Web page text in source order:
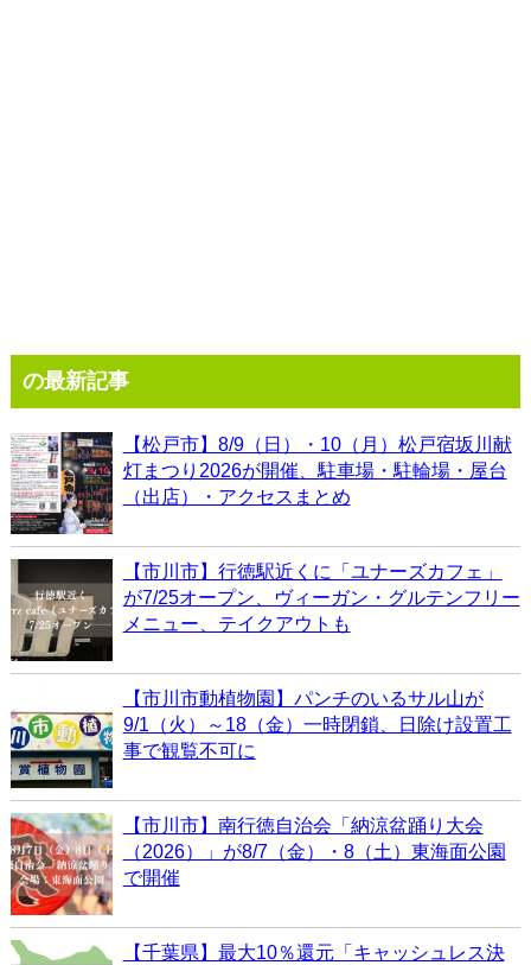
の最新記事
【松戸市】8/9（日）・10（月）松戸宿坂川献
灯まつり2026が開催、駐車場・駐輪場・屋台
（出店）・アクセスまとめ
【市川市】行徳駅近くに「ユナーズカフェ」
が7/25オープン、ヴィーガン・グルテンフリー
メニュー、テイクアウトも
【市川市動植物園】パンチのいるサル山が
9/1（火）～18（金）一時閉鎖、日除け設置工
事で観覧不可に
【市川市】南行徳自治会「納涼盆踊り大会
（2026）」が8/7（金）・8（土）東海面公園
で開催
【千葉県】最大10％還元「キャッシュレス決